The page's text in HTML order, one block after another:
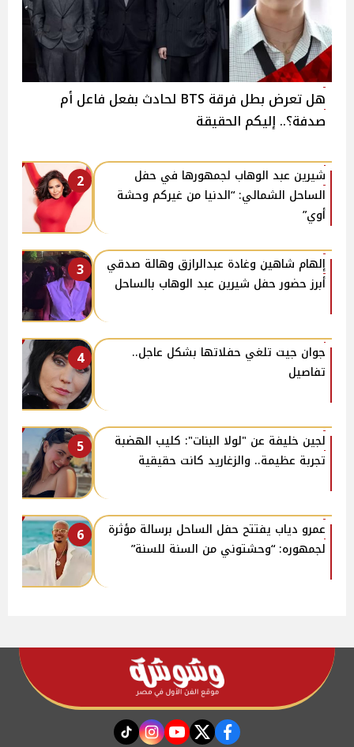
هل تعرض بطل فرقة BTS لحادث بفعل فاعل أم
صدفة؟.. إليكم الحقيقة
2
شيرين عبد الوهاب لجمهورها في حفل
الساحل الشمالي: “الدنيا من غيركم وحشة
أوي”
3
إلهام شاهين وغادة عبدالرازق وهالة صدقي
أبرز حضور حفل شيرين عبد الوهاب بالساحل
4
جوان جيت تلغي حفلاتها بشكل عاجل..
تفاصيل
5
لجين خليفة عن "لولا البنات": كليب الهضبة
تجربة عظيمة.. والزغاريد كانت حقيقية
6
عمرو دياب يفتتح حفل الساحل برسالة مؤثرة
لجمهوره: “وحشتوني من السنة للسنة”
facebook
twitter
youtube
instagram
tiktok